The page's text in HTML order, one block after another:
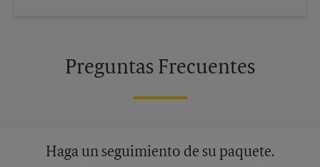
Preguntas Frecuentes
Haga un seguimiento de su paquete.